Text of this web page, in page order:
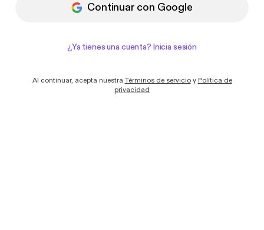
Continuar con Google
¿Ya tienes una cuenta? Inicia sesión
Al continuar, acepta nuestra Términos de servicio y Política de
privacidad